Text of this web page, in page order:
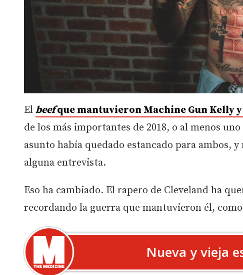
El beefque mantuvieron Machine Gun Kelly
de los más importantes de 2018, o al menos
asunto había quedado estancado para ambos,
alguna entrevista.
Eso ha cambiado. El rapero de Cleveland ha
recordando la guerra que mantuvieron él, como
Nueva y vieja